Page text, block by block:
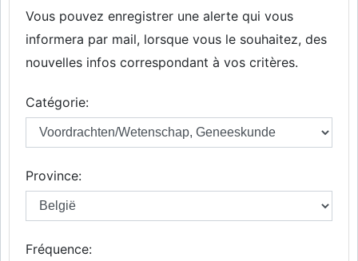
Vous pouvez enregistrer une alerte qui vous
informera par mail, lorsque vous le souhaitez, des
nouvelles infos correspondant à vos critères.
Catégorie:
Province:
Fréquence: